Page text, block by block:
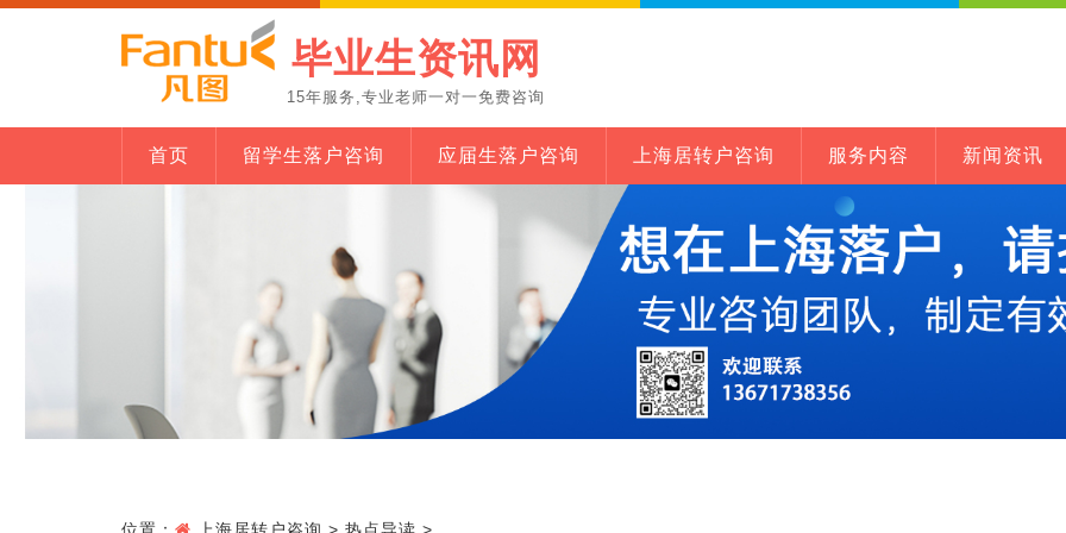
毕业生资讯网
15年服务,专业老师一对一免费咨询
首页 留学生落户咨询 应届生落户咨询 上海居转户咨询 服务内容 新闻资讯